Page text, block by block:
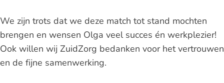
We zijn trots dat we deze match tot stand mochten
brengen en wensen Olga veel succes én werkplezier!
Ook willen wij ZuidZorg bedanken voor het vertrouwen
en de fijne samenwerking.